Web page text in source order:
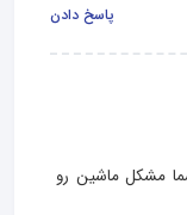
پاسخ دادن
مشکل ماشین رو